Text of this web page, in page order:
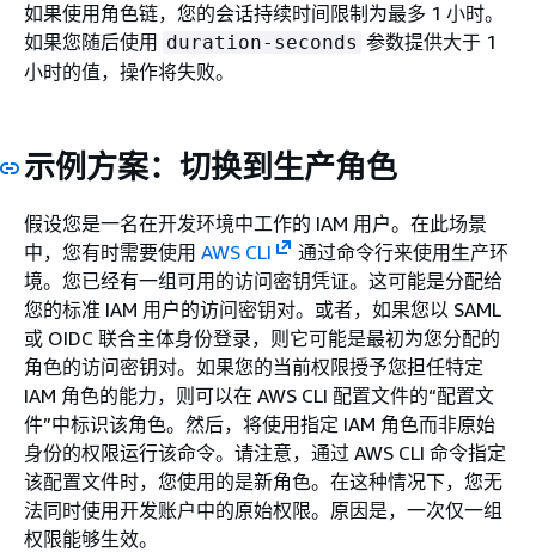
如果使用角色链，您的会话持续时间限制为最多 1 小时。
如果您随后使用 duration-seconds 参数提供大于 1
小时的值，操作将失败。
示例方案：切换到生产角色
假设您是一名在开发环境中工作的 IAM 用户。在此场景
中，您有时需要使用 AWS CLI
通过命令行来使用生产环
境。您已经有一组可用的访问密钥凭证。这可能是分配给
您的标准 IAM 用户的访问密钥对。或者，如果您以 SAML
或 OIDC 联合主体身份登录，则它可能是最初为您分配的
角色的访问密钥对。如果您的当前权限授予您担任特定
IAM 角色的能力，则可以在 AWS CLI 配置文件的“配置文
件”中标识该角色。然后，将使用指定 IAM 角色而非原始
身份的权限运行该命令。请注意，通过 AWS CLI 命令指定
该配置文件时，您使用的是新角色。在这种情况下，您无
法同时使用开发账户中的原始权限。原因是，一次仅一组
权限能够生效。